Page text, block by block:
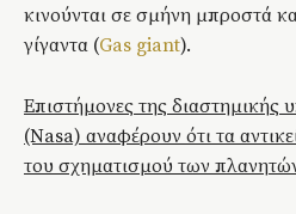
κινούνται σε σμήνη μπροστά
γίγαντα (Gas giant).
Επιστήμονες της
(Nasa) αναφέρουν ότι τα
του σχηματισμού των